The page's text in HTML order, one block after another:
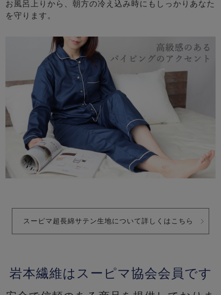
お風呂上りから、朝方の冷え込み時にもしっかりあなた
を守ります。
スーピマ超長綿サテン生地について詳しくはこちら
岩本繊維はスーピマ協会会員です